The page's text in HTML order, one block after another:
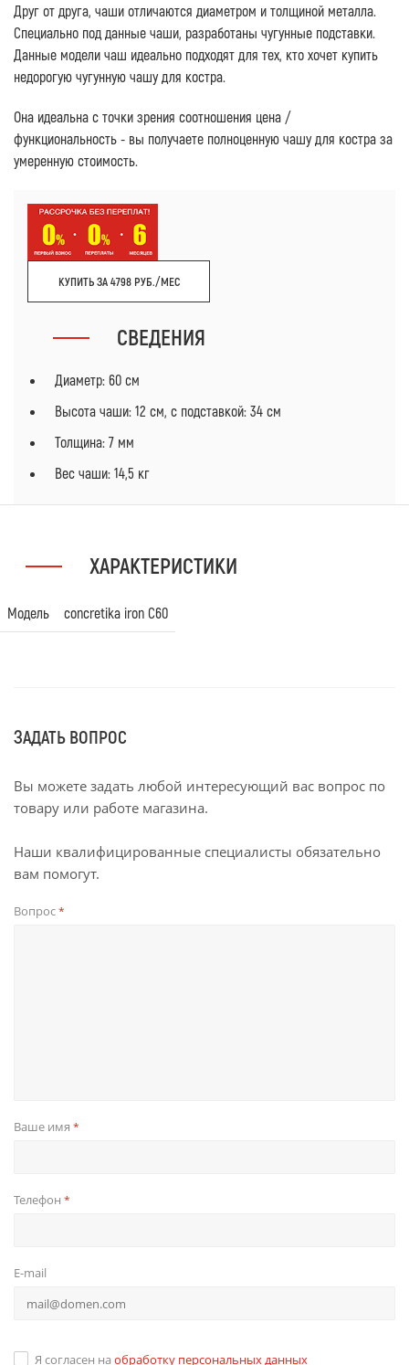
Друг от друга, чаши отличаются диаметром и толщиной металла.
Специально под данные чаши, разработаны чугунные подставки.
Данные модели чаш идеально подходят для тех, кто хочет купить
недорогую чугунную чашу для костра.
Она идеальна с точки зрения соотношения цена /
функциональность - вы получаете полноценную чашу для костра за
умеренную стоимость.
КУПИТЬ ЗА 4798 РУБ./МЕС
СВЕДЕНИЯ
Диаметр: 60 см
Высота чаши: 12 см, с подставкой: 34 см
Толщина: 7 мм
Вес чаши: 14,5 кг
ХАРАКТЕРИСТИКИ
Модель concretika iron С60
ЗАДАТЬ ВОПРОС
Вы можете задать любой интересующий вас вопрос по
товару или работе магазина.
Наши квалифицированные специалисты обязательно
вам помогут.
Вопрос*
Ваше имя *
Телефон *
E-mail
Я согласен на обработку персональных данных